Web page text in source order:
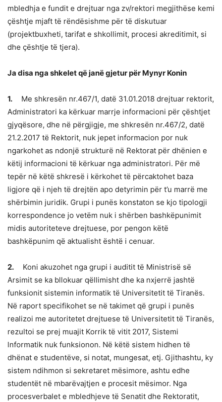
mbledhja e fundit e drejtuar nga zv/rektori megjithëse kemi
çështje mjaft të rëndësishme për të diskutuar
(projektbuxheti, tarifat e shkollimit, procesi akreditimit, si
dhe çështje të tjera).
Ja disa nga shkelet që janë gjetur për Mynyr Konin
1. Me shkresën nr.467/1, datë 31.01.2018 drejtuar rektorit,
Administratori ka kërkuar marrje informacioni për çështjet
gjyqësore, dhe në përgjigje, me shkresën nr.467/2, datë
21.2.2017 të Rektorit, nuk jepet informacion por nuk
ngarkohet as ndonjë strukturë në Rektorat për dhënien e
këtij informacioni të kërkuar nga administratori. Për më
tepër në këtë shkresë i kërkohet të përcaktohet baza
ligjore që i njeh të drejtën apo detyrimin për t’u marrë me
shërbimin juridik. Grupi i punës konstaton se kjo tipologji
korrespondence jo vetëm nuk i shërben bashkëpunimit
midis autoriteteve drejtuese, por pengon këtë
bashkëpunim që aktualisht është i cenuar.
2. Koni akuzohet nga grupi i auditit të Ministrisë së
Arsimit se ka bllokuar qëllimisht dhe ka nxjerrë jashtë
funksionit sistemin informatik të Universitetit të Tiranës.
Në raport specifikohet se në takimet që grupi i punës
realizoi me autoritetet drejtuese të Universitetit të Tiranës,
rezultoi se prej muajit Korrik të vitit 2017, Sistemi
lnformatik nuk funksionon. Në këtë sistem hidhen të
dhënat e studentëve, si notat, mungesat, etj. Gjithashtu, ky
sistem ndihmon si sekretaret mësimore, ashtu edhe
studentët në mbarëvajtjen e procesit mësimor. Nga
procesverbalet e mbledhjeve të Senatit dhe Rektoratit,